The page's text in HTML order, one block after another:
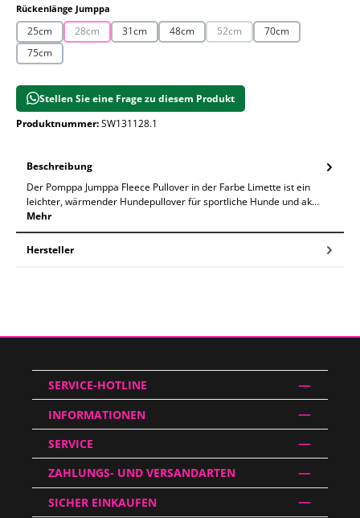
Rückenlänge Jumppa
25cm 28cm
(Diese Option ist zurzeit nicht verfügbar.)
31cm 48cm 52cm
(Diese Option ist zurzeit nicht
70cm
75cm
Stellen Sie eine Frage zu diesem Produkt
Produktnummer:SW131128.1
Beschreibung
Der Pomppa Jumppa Fleece Pullover in der Farbe Limette ist ein
leichter, wärmender Hundepullover für sportliche Hunde und ak…
Mehr
Hersteller
SERVICE-HOTLINE
INFORMATIONEN
SERVICE
ZAHLUNGS- UND VERSANDARTEN
SICHER EINKAUFEN